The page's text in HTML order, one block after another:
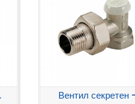
Термостатичен...